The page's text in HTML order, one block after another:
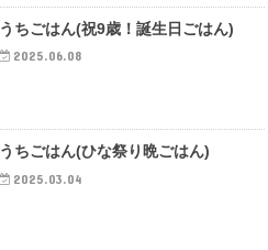
うちごはん(祝9歳！誕生日ごはん)
2025.06.08
うちごはん(ひな祭り晩ごはん)
2025.03.04